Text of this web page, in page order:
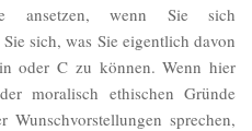
ansetzen, wenn Sie sich
sich, was Sie eigentlich davon
oder C zu können. Wenn hier
moralisch ethischen Gründe
Wunschvorstellungen sprechen,